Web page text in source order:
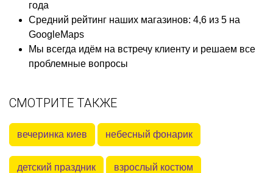
года
Средний рейтинг наших магазинов: 4,6 из 5 на
GoogleMaps
Мы всегда идём на встречу клиенту и решаем все
проблемные вопросы
СМОТРИТЕ ТАКЖЕ
вечеринка киев небесный фонарик
детский праздник взрослый костюм